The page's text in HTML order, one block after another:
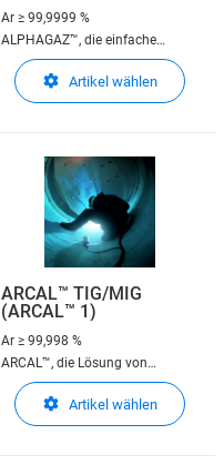
Ar ≥ 99,9999 %
ALPHAGAZ™, die einfache
Lösung für Ihre Analysezwecke -
ALPHAGAZ™ 2 erfüllt höchste
Ansprüche bei Analysen im
Artikel wählen
ARCAL™ TIG/MIG
(ARCAL™ 1)
Ar ≥ 99,998 %
ARCAL™, die Lösung von
Carbagas für Schweiss-
Schutzgase zum
Lichtbogenschweissen
Artikel wählen